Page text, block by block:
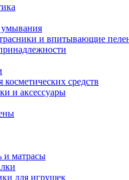
и впитывающие
средств
и аксессуары
и матрасы
для игрушек